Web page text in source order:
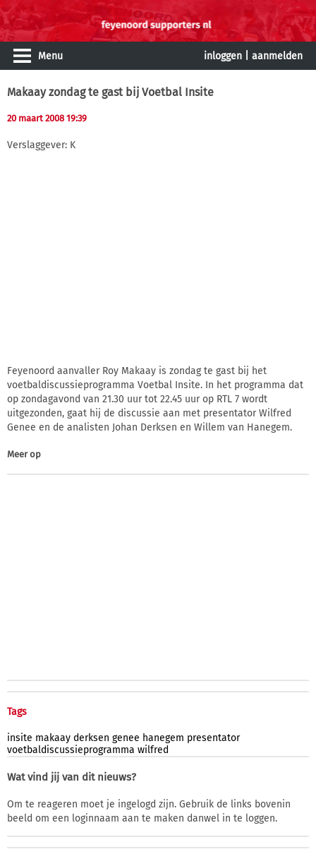
Menu inloggen aanmelden
Makaay zondag te gast bij Voetbal Insite
20 maart 2008 19:39
Verslaggever: K
Feyenoord aanvaller Roy Makaay is zondag te gast bij het
voetbaldiscussieprogramma Voetbal Insite. In het programma dat
op zondagavond van 21.30 uur tot 22.45 uur op RTL 7 wordt
uitgezonden, gaat hij de discussie aan met presentator Wilfred
Genee en de analisten Johan Derksen en Willem van Hanegem.
Meer op
Tags
insite makaay derksen genee hanegem presentator
voetbaldiscussieprogramma wilfred
Wat vind jij van dit nieuws?
Om te reageren moet je ingelogd zijn. Gebruik de links bovenin
beeld om een loginnaam aan te maken danwel in te loggen.